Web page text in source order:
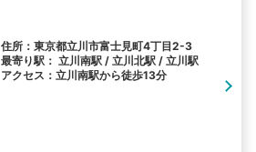
住所：東京都立川市富士見町4丁目2-3
最寄り駅： 立川南駅 / 立川北駅 / 立川駅
アクセス：立川南駅から徒歩13分